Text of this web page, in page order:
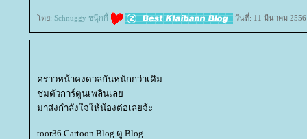
ดย: Schnuggy ชนุ๊กกี้ วันที่: 11 มีนาคม 2556
คราวหน้าคงดวลกันหนักกว่าเดิม
ชมตัวการ์ตูนเพลินเล
มาส่งกำลังใจให้น้องต่อเลยจ้ะ
toor36 Cartoon Blog ดู Blog